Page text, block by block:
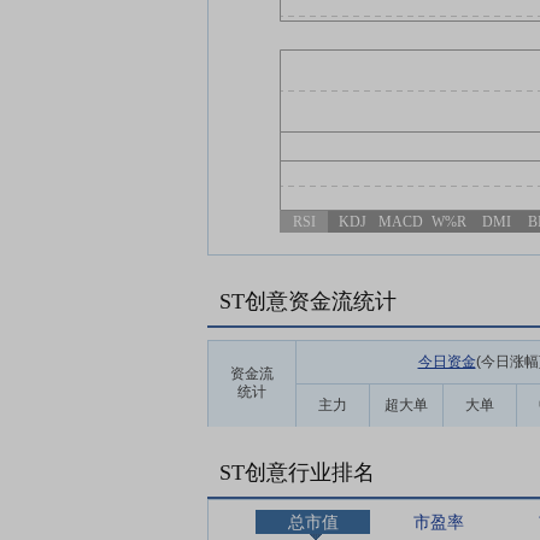
RSI KDJ MACD W%R DMI
ST创意资金流统计
资金流
统计
今日资金(今日涨幅
主力 超大单 大单
ST创意行业排名
总市值 市盈率